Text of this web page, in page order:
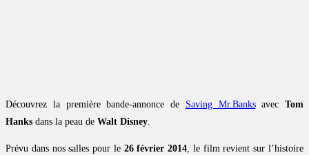
Découvrez la première bande-annonce de Saving Mr.Banksavec Tom
Hanks dans la peau de Walt Disney.
Prévu dans nos salles pour le 26 février 2014, le film revient sur l’histoire